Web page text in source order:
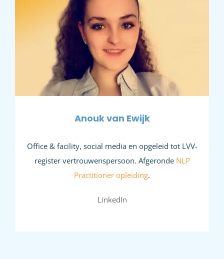
Anouk van Ewijk
Office & facility, social media en opgeleid tot LVV-
register vertrouwenspersoon. Afgeronde NLP
Practitioner opleiding.
LinkedIn